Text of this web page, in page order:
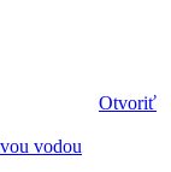
Otvoriť
vodou